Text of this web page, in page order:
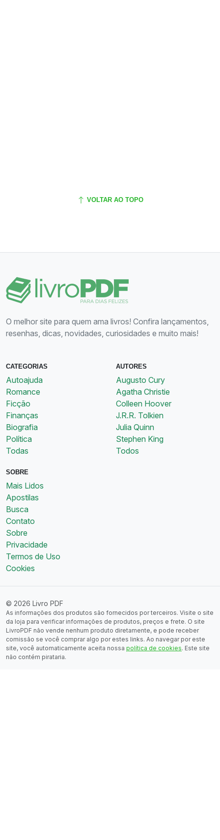
VOLTAR AO TOPO
O melhor site para quem ama livros! Confira lançamentos,
resenhas, dicas, novidades, curiosidades e muito mais!
CATEGORIAS
Autoajuda
Romance
Ficção
Finanças
Biografia
Política
Todas
AUTORES
Augusto Cury
Agatha Christie
Colleen Hoover
J.R.R. Tolkien
Julia Quinn
Stephen King
Todos
SOBRE
Mais Lidos
Apostilas
Busca
Contato
Sobre
Privacidade
Termos de Uso
Cookies
© 2026 Livro PDF
As informações dos produtos são fornecidos por terceiros. Visite o site
da loja para verificar informações de produtos, preços e frete. O site
LivroPDF não vende nenhum produto diretamente, e pode receber
comissão se você comprar algo por estes links. Ao navegar por este
site, você automaticamente aceita nossa política de cookies. Este site
não contém pirataria.